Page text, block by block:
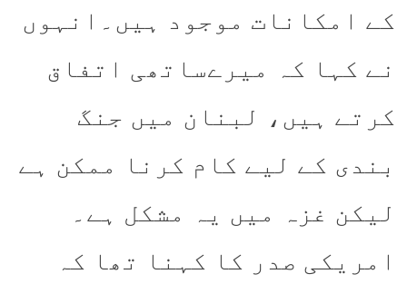
کے امکانات موجود ہیں۔انہوں
نے کہا کہ میرےساتھی اتفاق
کرتے ہیں، لبنان میں جنگ
بندی کے لیے کام کرنا ممکن ہے
لیکن غزہ میں یہ مشکل ہے۔
امریکی صدر کا کہنا تھا کہ